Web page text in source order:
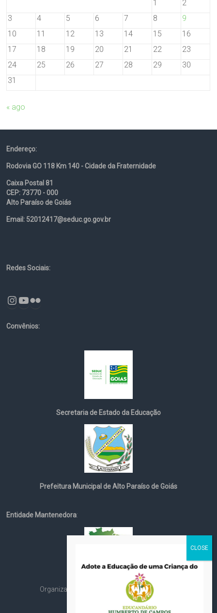
1
2
3
4 5 6 7 8
9
10
11 12 13 14 15
16
17
18 19 20 21 22
23
24
25 26 27 28 29
30
31
« ago
Endereço:
Rodovia GO 118 Km 140 - Cidade da Fraternidade
Caixa Postal 81
CEP: 73770 - 000
Alto Paraíso de Goiás
Email: 52012417@seduc.go.gov.br
Redes Sociais:
Instagram
YouTube
Flickr
Convênios:
Secretaria de Estado da Educação
Prefeitura Municipal de Alto Paraíso de Goiás
Entidade Mantenedora:
Organização Social Cristã Espírita André Luiz